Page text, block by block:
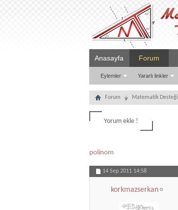
Anasayfa Forum
Eylemler Yararlı linkler
Forum Matematik Desteği
Yorum ekle !
polinom
14 Sep 2011 14:58
korkmazserkan